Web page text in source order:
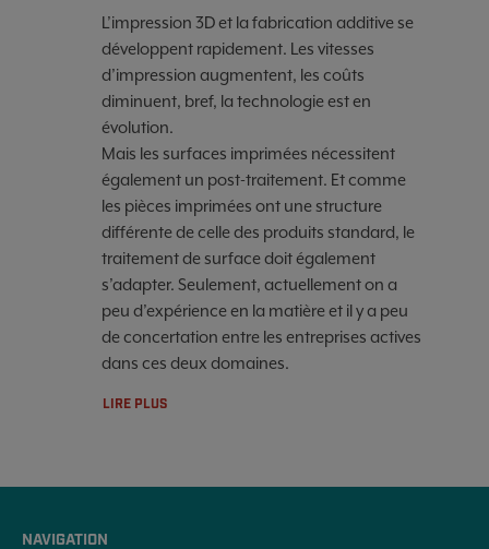
L’impression 3D et la fabrication additive se
développent rapidement. Les vitesses
d’impression augmentent, les coûts
diminuent, bref, la technologie est en
évolution.
Mais les surfaces imprimées nécessitent
également un post-traitement. Et comme
les pièces imprimées ont une structure
différente de celle des produits standard, le
traitement de surface doit également
s’adapter. Seulement, actuellement on a
peu d’expérience en la matière et il y a peu
de concertation entre les entreprises actives
dans ces deux domaines.
LIRE PLUS
NAVIGATION